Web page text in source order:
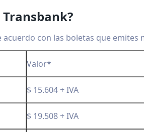
acuerdo con las boletas que
Valor*
$ 15.604 + IVA
$ 19.508 + IVA